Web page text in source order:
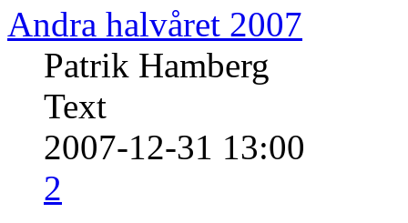
Andra halvåret 2007
Patrik Hamberg
Text
2007-12-31 13:00
2